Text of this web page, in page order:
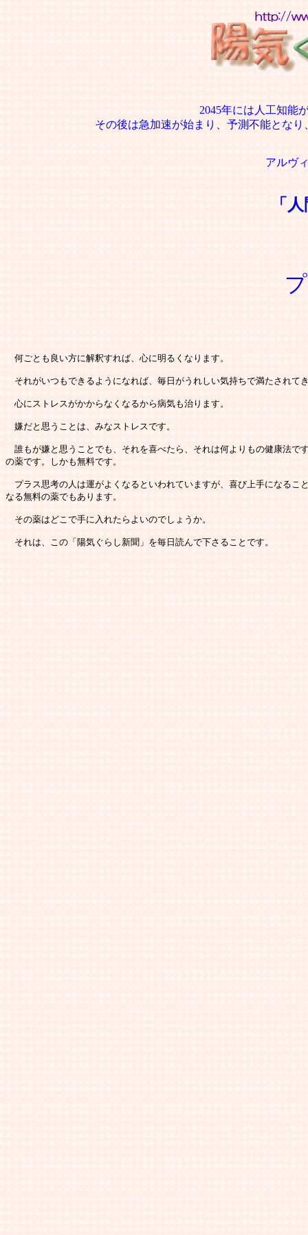
2045年には人工知能
その後は急加速が始まり、予測不能とな
アルヴ
「
何ごとも良い方に解釈すれば、心に明るくなります。
それがいつもできるようになれば、毎日がうれしい気持ちで満たされて
心にストレスがかからなくなるから病気も治ります。
嫌だと思うことは、みなストレスです。
誰もが嫌と思うことでも、それを喜べたら、それは何よりもの健康法で
の薬です。しかも無料です。
プラス思考の人は運がよくなるといわれていますが、喜び上手になるこ
なる無料の薬でもあります。
その薬はどこで手に入れたらよいのでしょうか。
それは、この「陽気ぐらし新聞」を毎日読んで下さることです。